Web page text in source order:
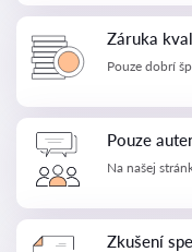
Záruka
Pouze dobrí
Pouze
Na našej
Zkušení